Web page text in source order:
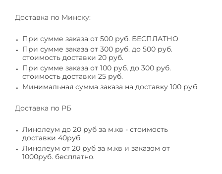
Доставка по Минску:
При сумме заказа от 500 руб. БЕСПЛАТНО
При сумме заказа от 300 руб. до 500 руб.
стоимость доставки 20 руб.
При сумме заказа от 100 руб. до 300 руб.
стоимость доставки 25 руб.
Минимальная сумма заказа на доставку 100 руб
Доставка по РБ
Линолеум до 20 руб за м.кв - стоимость
доставки 40руб
Линолеум от 20 руб за м.кв и заказом от
1000руб. бесплатно.